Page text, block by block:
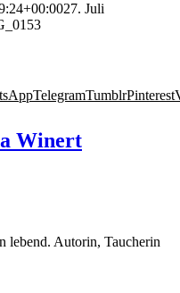
27. Juli
TelegramTumblrPinterest
Winert
lebend. Autorin, Taucherin